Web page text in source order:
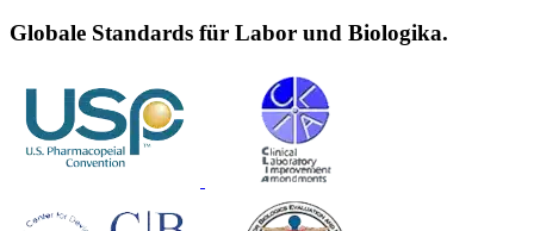
Globale Standards für Labor und Biologika.